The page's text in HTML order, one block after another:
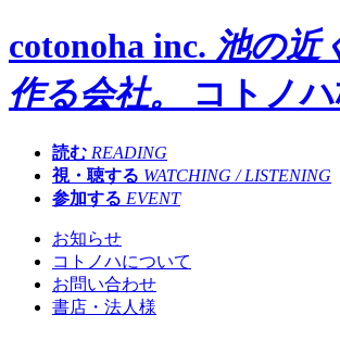
cotonoha inc. 池の近
作る会社。
コトノ
読む READING
視・聴する WATCHING / LISTENING
参加する EVENT
お知らせ
コトノハについて
お問い合わせ
書店・法人様